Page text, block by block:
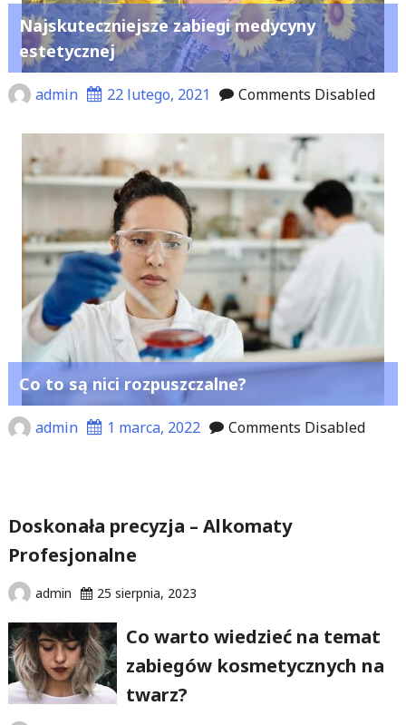
Najskuteczniejsze zabiegi medycyny
estetycznej
admin 22 lutego, 2021 Comments Disabled
Co to są nici rozpuszczalne?
admin 1 marca, 2022 Comments Disabled
Doskonała precyzja – Alkomaty
Profesjonalne
admin 25 sierpnia, 2023
Co warto wiedzieć na temat
zabiegów kosmetycznych na
twarz?